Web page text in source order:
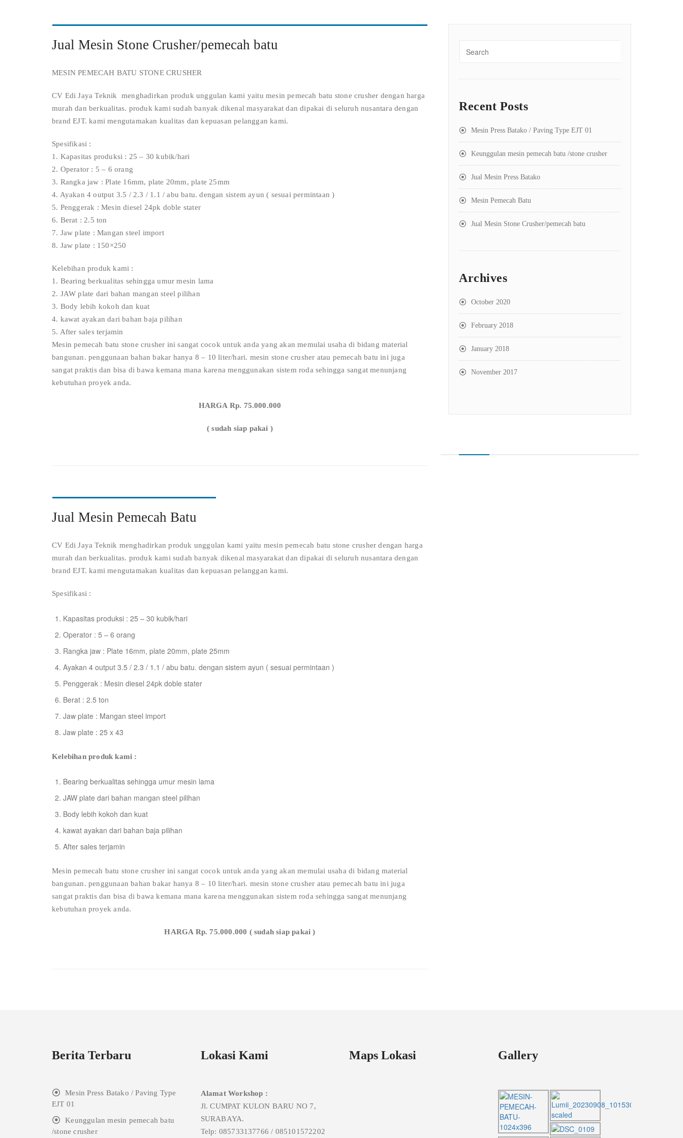
Jual Mesin Stone Crusher/pemecah batu
MESIN PEMECAH BATU STONE CRUSHER
CV Edi Jaya Teknik menghadirkan produk unggulan kami yaitu mesin pemecah batu stone crusher dengan harga
murah dan berkualitas. produk kami sudah banyak dikenal masyarakat dan dipakai di seluruh nusantara dengan
brand EJT. kami mengutamakan kualitas dan kepuasan pelanggan kami.
Spesifikasi :
1. Kapasitas produksi : 25 – 30 kubik/hari
2. Operator : 5 – 6 orang
3. Rangka jaw : Plate 16mm, plate 20mm, plate 25mm
4. Ayakan 4 output 3.5 / 2.3 / 1.1 / abu batu. dengan sistem ayun ( sesuai permintaan )
5. Penggerak : Mesin diesel 24pk doble stater
6. Berat : 2.5 ton
7. Jaw plate : Mangan steel import
8. Jaw plate : 150×250
Kelebihan produk kami :
1. Bearing berkualitas sehingga umur mesin lama
2. JAW plate dari bahan mangan steel pilihan
3. Body lebih kokoh dan kuat
4. kawat ayakan dari bahan baja pilihan
5. After sales terjamin
Mesin pemecah batu stone crusher ini sangat cocok untuk anda yang akan memulai usaha di bidang material
bangunan. penggunaan bahan bakar hanya 8 – 10 liter/hari. mesin stone crusher atau pemecah batu ini juga
sangat praktis dan bisa di bawa kemana mana karena menggunakan sistem roda sehingga sangat menunjang
kebutuhan proyek anda.
HARGA Rp. 75.000.000
( sudah siap pakai )
Jual Mesin Pemecah Batu
CV Edi Jaya Teknik menghadirkan produk unggulan kami yaitu mesin pemecah batu stone crusher dengan harga
murah dan berkualitas. produk kami sudah banyak dikenal masyarakat dan dipakai di seluruh nusantara dengan
brand EJT. kami mengutamakan kualitas dan kepuasan pelanggan kami.
Spesifikasi :
Kapasitas produksi : 25 – 30 kubik/hari
Operator : 5 – 6 orang
Rangka jaw : Plate 16mm, plate 20mm, plate 25mm
Ayakan 4 output 3.5 / 2.3 / 1.1 / abu batu. dengan sistem ayun ( sesuai permintaan )
Penggerak : Mesin diesel 24pk doble stater
Berat : 2.5 ton
Jaw plate : Mangan steel import
Jaw plate : 25 x 43
Kelebihan produk kami :
Bearing berkualitas sehingga umur mesin lama
JAW plate dari bahan mangan steel pilihan
Body lebih kokoh dan kuat
kawat ayakan dari bahan baja pilihan
After sales terjamin
Mesin pemecah batu stone crusher ini sangat cocok untuk anda yang akan memulai usaha di bidang material
bangunan. penggunaan bahan bakar hanya 8 – 10 liter/hari. mesin stone crusher atau pemecah batu ini juga
sangat praktis dan bisa di bawa kemana mana karena menggunakan sistem roda sehingga sangat menunjang
kebutuhan proyek anda.
HARGA Rp. 75.000.000 ( sudah siap pakai )
Recent Posts
Mesin Press Batako / Paving Type EJT 01
Keunggulan mesin pemecah batu /stone crusher
Jual Mesin Press Batako
Mesin Pemecah Batu
Jual Mesin Stone Crusher/pemecah batu
Archives
October 2020
February 2018
January 2018
November 2017
Berita Terbaru
Mesin Press Batako / Paving Type
EJT 01
Keunggulan mesin pemecah batu
/stone crusher
Lokasi Kami
Alamat Workshop :
Jl. CUMPAT KULON BARU NO 7,
SURABAYA.
Telp: 085733137766 / 085101572202
Maps Lokasi Gallery